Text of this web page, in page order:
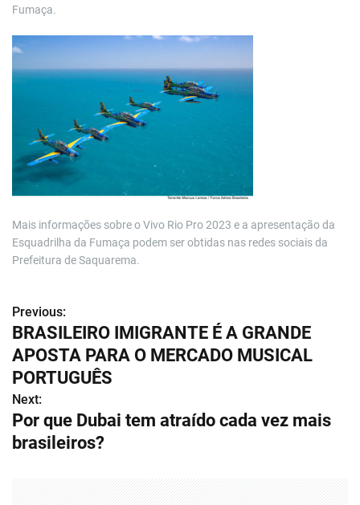
Fumaça.
Mais informações sobre o Vivo Rio Pro 2023 e a apresentação da
Esquadrilha da Fumaça podem ser obtidas nas redes sociais da
Prefeitura de Saquarema.
N
a
v
e
g
Previous:
BRASILEIRO IMIGRANTE É A GRANDE
APOSTA PARA O MERCADO MUSICAL
PORTUGUÊS
Next:
Por que Dubai tem atraído cada vez mais
brasileiros?